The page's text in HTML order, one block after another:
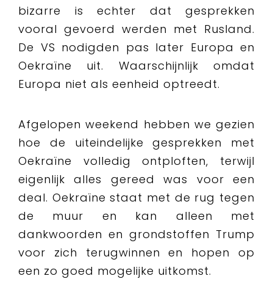
bizarre is echter dat gesprekken
vooral gevoerd werden met Rusland.
De VS nodigden pas later Europa en
Oekraïne uit. Waarschijnlijk omdat
Europa niet als eenheid optreedt.
Afgelopen weekend hebben we gezien
hoe de uiteindelijke gesprekken met
Oekraïne volledig ontploften, terwijl
eigenlijk alles gereed was voor een
deal. Oekraïne staat met de rug tegen
de muur en kan alleen met
dankwoorden en grondstoffen Trump
voor zich terugwinnen en hopen op
een zo goed mogelijke uitkomst.